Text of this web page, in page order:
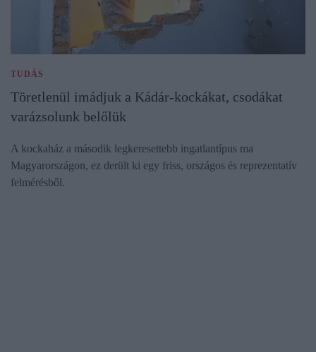
TUDÁS
Töretlenül imádjuk a Kádár-kockákat, csodákat
varázsolunk belőlük
A kockaház a második legkeresettebb ingatlantípus ma
Magyarországon, ez derült ki egy friss, országos és reprezentatív
felmérésből.